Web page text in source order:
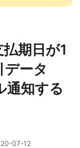
期日が1
データ
通知する
07-12